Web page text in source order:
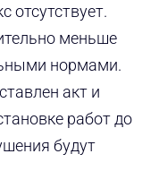
отсутствует.
меньше
нормами.
акт и
работ до
будут